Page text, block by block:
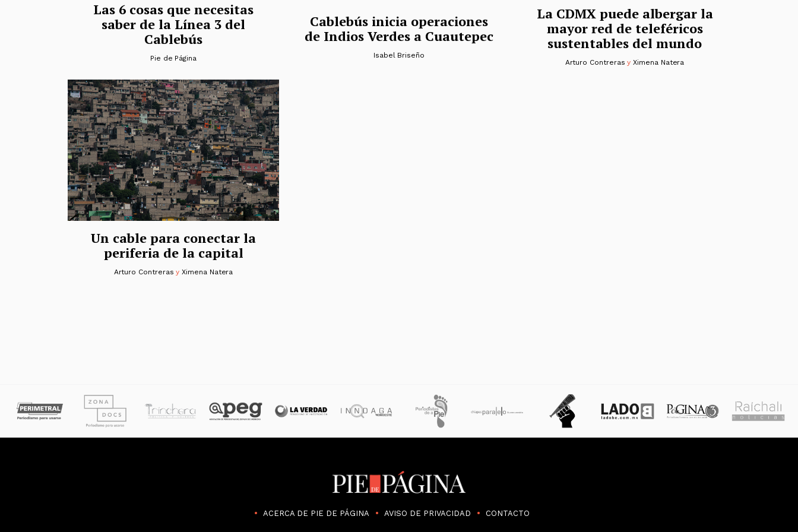
Las 6 cosas que necesitas
saber de la Línea 3 del
Cablebús
Pie de Página
Cablebús inicia operaciones
de Indios Verdes a Cuautepec
Isabel Briseño
La CDMX puede albergar la
mayor red de teleféricos
sustentables del mundo
Arturo Contreras yXimena Natera
Un cable para conectar la
periferia de la capital
Arturo Contreras yXimena Natera
ACERCA DE PIE DE PÁGINA AVISO DE PRIVACIDAD CONTACTO